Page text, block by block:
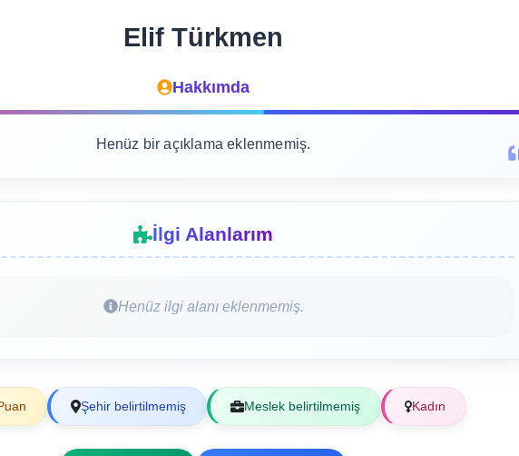
Elif Türkmen
Hakkımda
Henüz bir açıklama eklenmemiş.
İlgi Alanlarım
Henüz ilgi alanı eklenmemiş.
Şehir belirtilmemiş Meslek belirtilmemiş Kadın